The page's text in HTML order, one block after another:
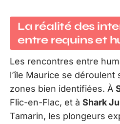
La réalité des
entre requins et
Les rencontres entre
l’île Maurice se
zones bien identifiées. À
Flic-en-Flac, et à Shark
Tamarin, les plongeurs